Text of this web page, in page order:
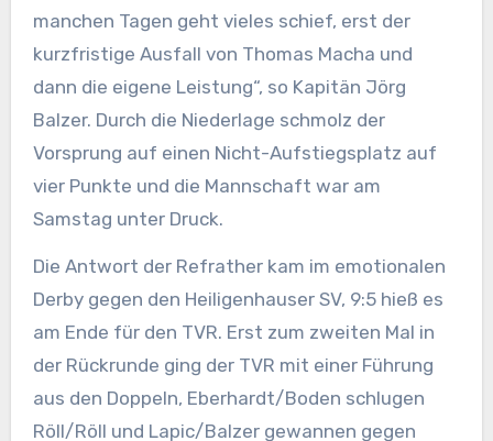
manchen Tagen geht vieles schief, erst der
kurzfristige Ausfall von Thomas Macha und
dann die eigene Leistung“, so Kapitän Jörg
Balzer. Durch die Niederlage schmolz der
Vorsprung auf einen Nicht-Aufstiegsplatz auf
vier Punkte und die Mannschaft war am
Samstag unter Druck.
Die Antwort der Refrather kam im emotionalen
Derby gegen den Heiligenhauser SV, 9:5 hieß es
am Ende für den TVR. Erst zum zweiten Mal in
der Rückrunde ging der TVR mit einer Führung
aus den Doppeln, Eberhardt/Boden schlugen
Röll/Röll und Lapic/Balzer gewannen gegen